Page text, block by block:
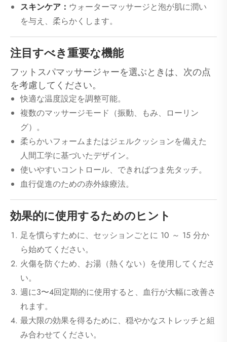
スキンケア： ウォーターマッサージと泡が肌に潤い
を与え、柔らかくします。
注目すべき重要な機能
フットスパマッサージャーを選ぶときは、次の点
を考慮してください。
快適な温度設定を調整可能。
複数のマッサージモード（振動、もみ、ローリン
グ）。
柔らかいフォームまたはジェルクッションを備えた
人間工学に基づいたデザイン。
使いやすいコントロール、できればつま先タッチ。
血行促進のための赤外線療法。
効果的に使用するためのヒント
足を慣らすために、セッションごとに 10 ～ 15 分か
ら始めてください。
火傷を防ぐため、お湯（熱くない）を使用してくださ
い。
週に3〜4回定期的に使用すると、血行が大幅に改善さ
れます。
最大限の効果を得るために、穏やかなストレッチと組
み合わせてください。